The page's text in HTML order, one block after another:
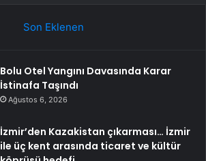
Son Eklenen
Bolu Otel Yangını Davasında Karar
İstinafa Taşındı
Ağustos 6, 2026
İzmir’den Kazakistan çıkarması… İzmir
ile üç kent arasında ticaret ve kültür